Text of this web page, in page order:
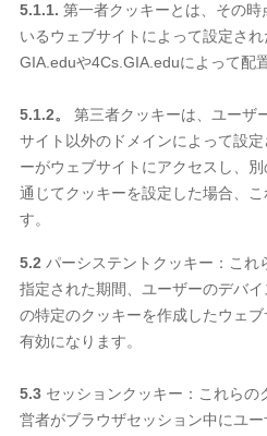
5.1.1. 第一者クッキーとは、その
いるウェブサイトによって設定され
GIA.eduや4Cs.GIA.eduによって配
5.1.2。
第三者クッキーは、ユーザ
サイト以外のドメインによって設
ーがウェブサイトにアクセスし、
通じてクッキーを設定した場合、
す。
5.2 パーシステントクッキー：これ
指定された期間、ユーザーのデバ
の特定のクッキーを作成したウェ
有効になります。
5.3 セッションクッキー：これらの
営者がブラウザセッション中にユ